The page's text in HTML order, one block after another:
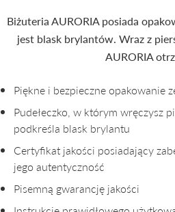
Biżuteria AURORIA posiada
jest blask brylantów. Wraz z
AURORIA
Piękne i bezpieczne opakowanie
Pudełeczko, w którym wręczysz
podkreśla blask brylantu
Certyfikat jakości posiadający
jego autentyczność
Pisemną gwarancję jakości